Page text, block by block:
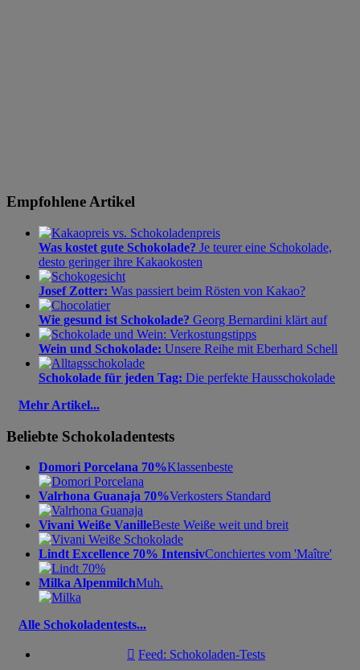
Empfohlene Artikel
Was kostet gute Schokolade? Je teurer eine Schokolade,
desto geringer ihre Kakaokosten
Josef Zotter: Was passiert beim Rösten von Kakao?
Wie gesund ist Schokolade? Georg Bernardini klärt auf
Wein und Schokolade: Unsere Reihe mit Eberhard Schell
Schokolade für jeden Tag: Die perfekte Hausschokolade
Mehr Artikel...
Beliebte Schokoladentests
Domori Porcelana 70%Klassenbeste
Valrhona Guanaja 70%Verkosters Standard
Vivani Weiße VanilleBeste Weiße weit und breit
Lindt Excellence 70% IntensivConchiertes vom 'Maître'
Milka AlpenmilchMuh.
Alle Schokoladentests...
 Feed: Schokoladen-Tests